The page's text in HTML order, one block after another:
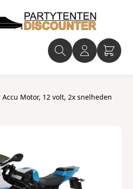
Accu Motor, 12 volt, 2x snelheden